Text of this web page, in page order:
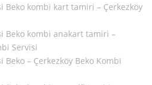
Beko kombi kart tamiri – Çerkezköy
Beko kombi anakart tamiri –
Servisi
– Çerkezköy Beko Kombi